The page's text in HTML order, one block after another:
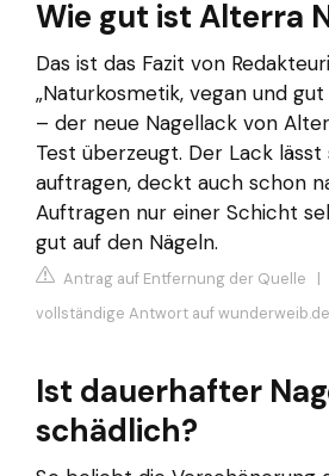
Wie gut ist Alterra
Das ist das Fazit von
„Naturkosmetik, vegan und
– der neue Nagellack von
Test überzeugt. Der Lack
auftragen, deckt auch schon
Auftragen nur einer Schicht
gut auf den Nägeln.
Antrag auf Entfernung der Quelle |
vollständige Antwort auf
Ist dauerhafter
schädlich?